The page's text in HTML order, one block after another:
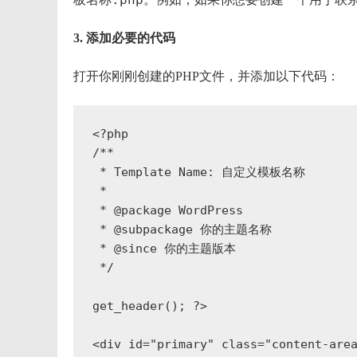
3. 添加必要的代码
打开你刚刚创建的PHP文件，并添加以下代码：
<?php
/**
* Template Name: 自定义模板名称
*
* @package WordPress
* @subpackage 你的主题名称
* @since 你的主题版本
*/
get_header(); ?>
<div id="primary" class="content-